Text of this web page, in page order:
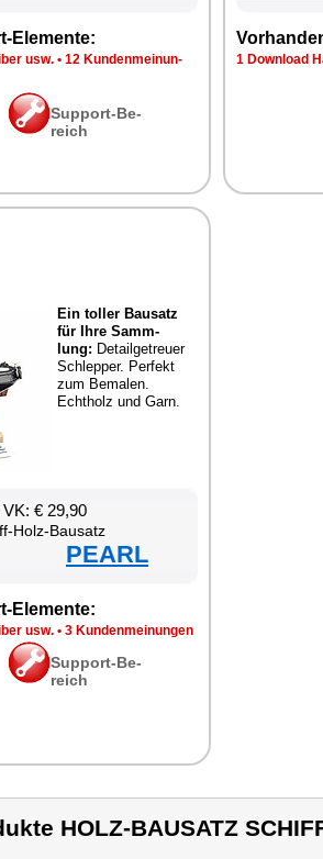
Ele­men­te:
usw. • 12 Kun­den­mei­nun­
Sup­port-Be­
reich
1 Down­load
Ein tol­ler Bau­satz
für Ih­re Samm­
lung: De­tail­ge­treu­er
Schlep­per. Per­fekt
zum Be­ma­len.
Echt­holz und Garn.
€ 29,90
Holz-Bau­satz
PEARL
Ele­men­te:
usw. • 3 Kun­den­mei­nun­gen
Sup­port-Be­
reich
HOLZ-BAUSATZ